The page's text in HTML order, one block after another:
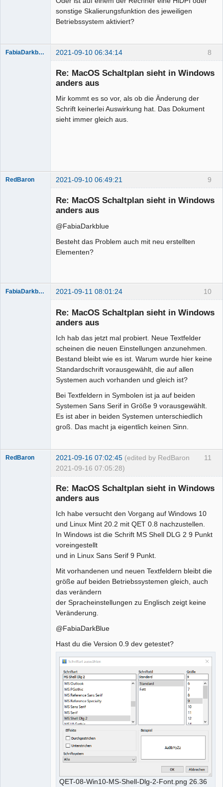
sonstige Skalierungsfunktion des jeweiligen
Betriebssystem aktiviert?
8
FabiaDarkblue 2021-09-10 06:34:14
Re: MacOS Schaltplan sieht in Windows
anders aus
Mir kommt es so vor, als ob die Änderung der
Schrift keinerlei Auswirkung hat. Das Dokument
sieht immer gleich aus.
9
RedBaron 2021-09-10 06:49:21
Re: MacOS Schaltplan sieht in Windows
anders aus
@FabiaDarkblue
Besteht das Problem auch mit neu erstellten
Elementen?
10
FabiaDarkblue 2021-09-11 08:01:24
Re: MacOS Schaltplan sieht in Windows
anders aus
Ich hab das jetzt mal probiert. Neue Textfelder
scheinen die neuen Einstellungen anzunehmen.
Bestand bleibt wie es ist. Warum wurde hier keine
Standardschrift vorausgewählt, die auf allen
Systemen auch vorhanden und gleich ist?
Bei Textfeldern in Symbolen ist ja auf beiden
Systemen Sans Serif in Größe 9 vorausgewählt.
Es ist aber in beiden Systemen unterschiedlich
groß. Das macht ja eigentlich keinen Sinn.
11
RedBaron 2021-09-16 07:02:45 (edited by RedBaron
2021-09-16 07:05:28)
Re: MacOS Schaltplan sieht in Windows
anders aus
Ich habe versucht den Vorgang auf Windows 10
und Linux Mint 20.2 mit QET 0.8 nachzustellen.
In Windows ist die Schrift MS Shell DLG 2 9 Punkt
voreingestellt
und in Linux Sans Serif 9 Punkt.
Mit vorhandenen und neuen Textfeldern bleibt die
größe auf beiden Betriebssystemen gleich, auch
das verändern
der Spracheinstellungen zu Englisch zeigt keine
Veränderung.
@FabiaDarkBlue
Hast du die Version 0.9 dev getestet?
QET-08-Win10-MS-Shell-Dlg-2-Font.png 26.36